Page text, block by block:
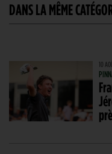
DANS LA MÊME
10